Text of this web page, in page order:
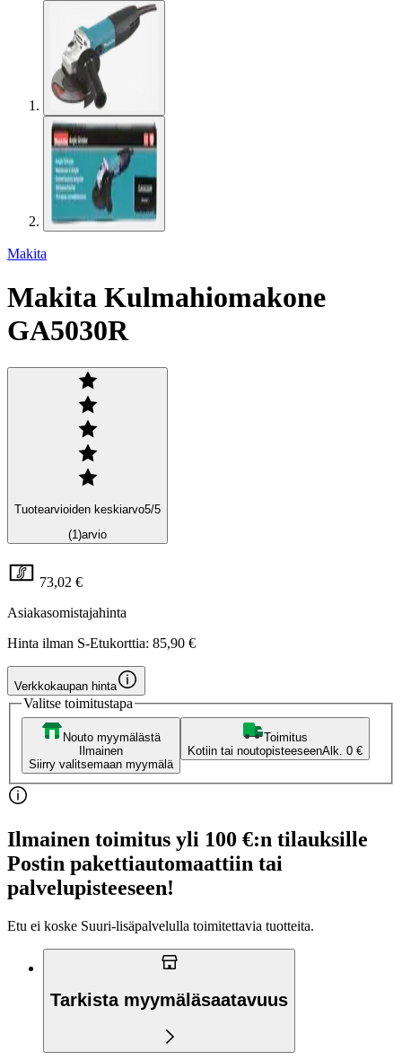
Makita
Makita Kulmahiomakone
GA5030R
Tuotearvioiden keskiarvo5/5
(1)arvio
73,02 €
Asiakasomistajahinta
Hinta ilman S-Etukorttia: 85,90 €
Verkkokaupan hinta
Valitse toimitustapa
Nouto myymälästä
Ilmainen
Siirry valitsemaan myymälä
Toimitus
Kotiin tai noutopisteeseenAlk. 0 €
Ilmainen toimitus yli 100 €:n tilauksille
Postin pakettiautomaattiin tai
palvelupisteeseen!
Etu ei koske Suuri‑lisäpalvelulla toimitettavia tuotteita.
Tarkista myymäläsaatavuus